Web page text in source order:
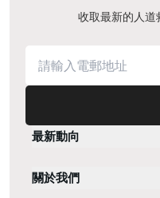
收取最新的人道
最新動向
關於我們